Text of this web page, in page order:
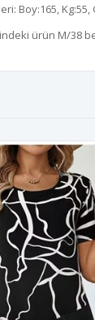
Boy:165, Kg:55,
ürün M/38